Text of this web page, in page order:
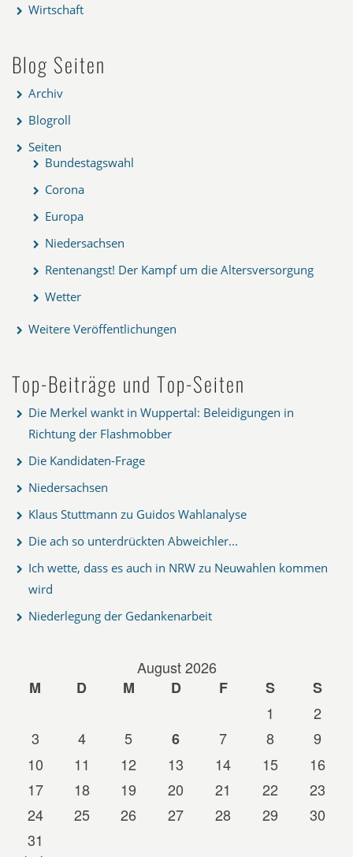
Wirtschaft
Blog Seiten
Archiv
Blogroll
Seiten
Bundestagswahl
Corona
Europa
Niedersachsen
Rentenangst! Der Kampf um die Altersversorgung
Wetter
Weitere Veröffentlichungen
Top-Beiträge und Top-Seiten
Die Merkel wankt in Wuppertal: Beleidigungen in
Richtung der Flashmobber
Die Kandidaten-Frage
Niedersachsen
Klaus Stuttmann zu Guidos Wahlanalyse
Die ach so unterdrückten Abweichler...
Ich wette, dass es auch in NRW zu Neuwahlen kommen
wird
Niederlegung der Gedankenarbeit
August 2026
M
D M D F S
S
1
2
3
4 5 6 7 8
9
10
11 12 13 14 15
16
17
18 19 20 21 22
23
24
25 26 27 28 29
30
31